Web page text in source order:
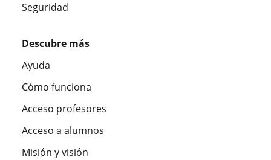
Seguridad
Descubre más
Ayuda
Cómo funciona
Acceso profesores
Acceso a alumnos
Misión y visión